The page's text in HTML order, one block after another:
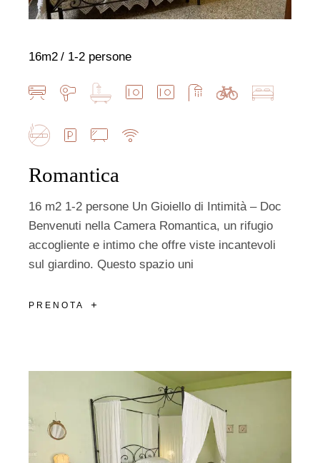
Romantica
16 m2 1-2 persone Un Gioiello di Intimità – Doc
Benvenuti nella Camera Romantica, un rifugio
accogliente e intimo che offre viste incantevoli
sul giardino. Questo spazio uni
PRENOTA
16m2 1-2 persone